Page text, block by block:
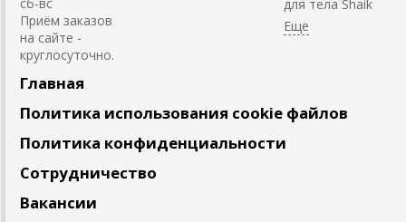
Приём заказов
на сайте -
круглосуточно.
для тела Shaik
Главная
Политика использования cookie файлов
Политика конфиденциальности
Сотрудничество
Вакансии